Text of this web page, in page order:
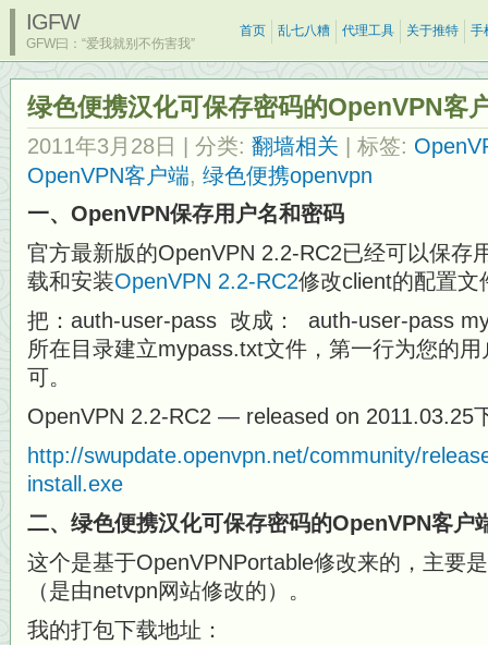
IGFW
GFW曰：“爱我就别不伤害我”
首页 乱七八糟 代理工具 关于推特 手
绿色便携汉化可保存密码的OpenVPN客
2011年3月28日 | 分类: 翻墙相关 | 标签:
OpenVPN客户端, 绿色便携openvpn
一、OpenVPN保存用户名和密码
官方最新版的OpenVPN 2.2-RC2已经可以保存
载和安装OpenVPN 2.2-RC2修改client的配置文
把：auth-user-pass 改成： auth-user-pass
所在目录建立mypass.txt文件，第一行为您的
可。
OpenVPN 2.2-RC2 — released on 2011.03.25
http://swupdate.openvpn.net/community/
install.exe
二、绿色便携汉化可保存密码的OpenVPN客户
这个是基于OpenVPNPortable修改来的，主要
（是由netvpn网站修改的）。
我的打包下载地址：